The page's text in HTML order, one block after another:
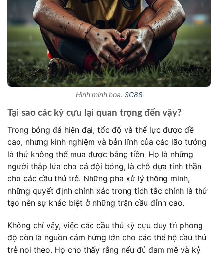
Hình minh hoạ: SC88
Tại sao các kỳ cựu lại quan trọng đến vậy?
Trong bóng đá hiện đại, tốc độ và thể lực được đề
cao, nhưng kinh nghiệm và bản lĩnh của các lão tướng
là thứ không thể mua được bằng tiền. Họ là những
người thắp lửa cho cả đội bóng, là chỗ dựa tinh thần
cho các cầu thủ trẻ. Những pha xử lý thông minh,
những quyết định chính xác trong tích tắc chính là thứ
tạo nên sự khác biệt ở những trận cầu đỉnh cao.
Không chỉ vậy, việc các cầu thủ kỳ cựu duy trì phong
độ còn là nguồn cảm hứng lớn cho các thế hệ cầu thủ
trẻ noi theo. Họ cho thấy rằng nếu đủ đam mê và kỷ